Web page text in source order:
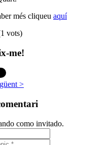
més cliqueu aquí
vots)
me!
>
como invitado.